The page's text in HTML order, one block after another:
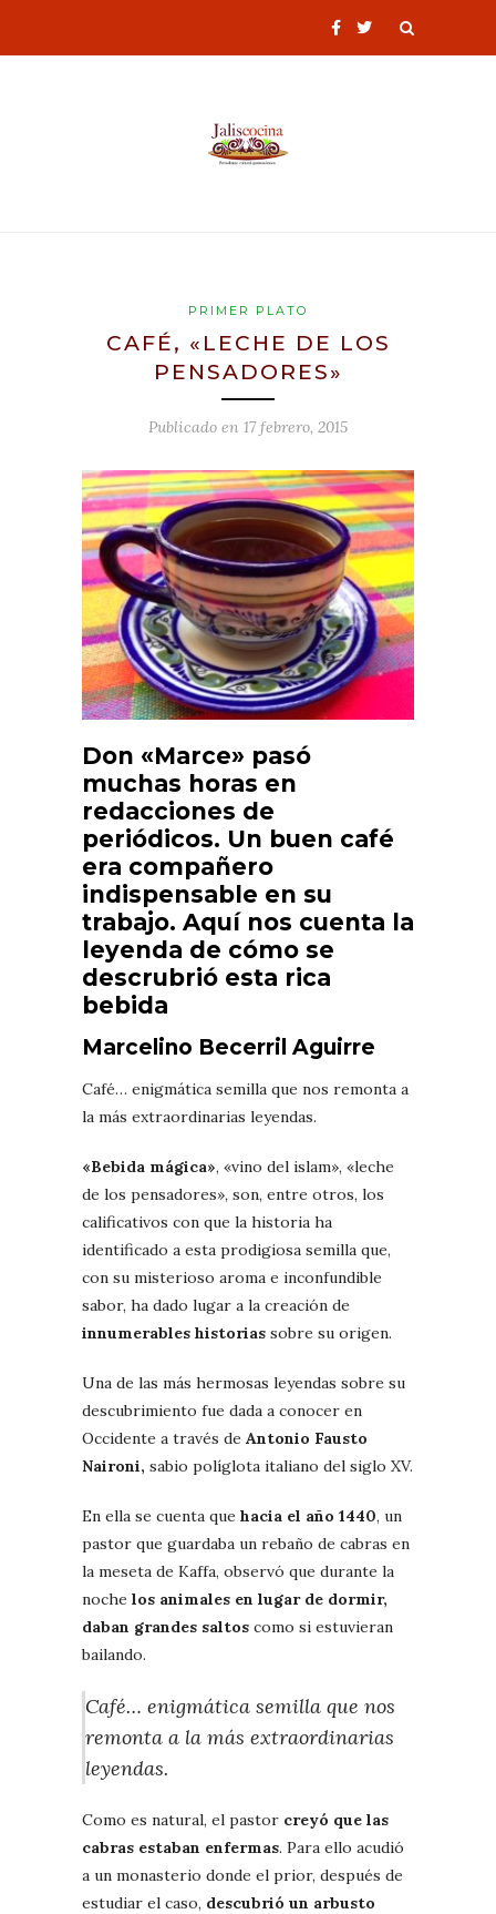
PRIMER PLATO
CAFÉ, «LECHE DE LOS
PENSADORES»
Publicado en 17 febrero, 2015
Don «Marce» pasó
muchas horas en
redacciones de
periódicos. Un buen café
era compañero
indispensable en su
trabajo. Aquí nos cuenta la
leyenda de cómo se
descrubrió esta rica
bebida
Marcelino Becerril Aguirre
Café… enigmática semilla que nos remonta a
la más extraordinarias leyendas.
«Bebida mágica», «vino del islam», «leche
de los pensadores», son, entre otros, los
calificativos con que la historia ha
identificado a esta prodigiosa semilla que,
con su misterioso aroma e inconfundible
sabor, ha dado lugar a la creación de
innumerables historias sobre su origen.
Una de las más hermosas leyendas sobre su
descubrimiento fue dada a conocer en
Occidente a través de Antonio Fausto
Naironi, sabio políglota italiano del siglo XV.
En ella se cuenta que hacia el año 1440, un
pastor que guardaba un rebaño de cabras en
la meseta de Kaffa, observó que durante la
noche los animales en lugar de dormir,
daban grandes saltos como si estuvieran
bailando.
Café… enigmática semilla que nos
remonta a la más extraordinarias
leyendas.
Como es natural, el pastor creyó que las
cabras estaban enfermas. Para ello acudió
a un monasterio donde el prior, después de
estudiar el caso, descubrió un arbusto